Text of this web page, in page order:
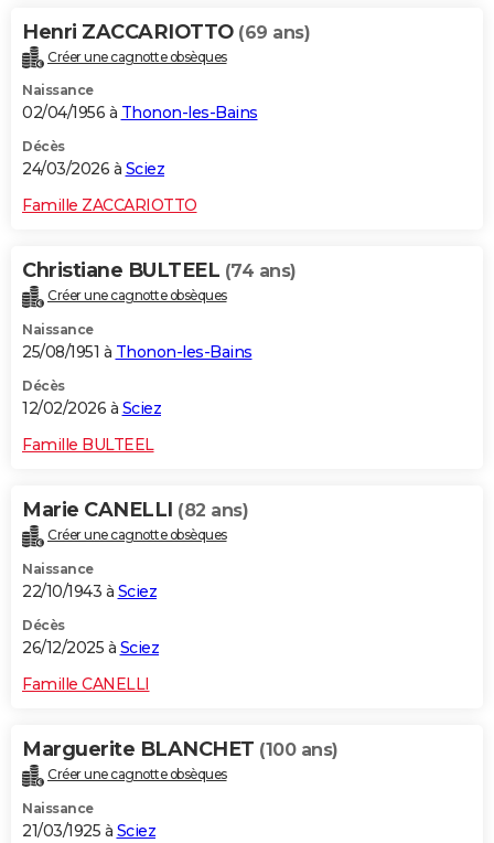
Henri ZACCARIOTTO (69 ans)
Créer une cagnotte obsèques
Naissance
02/04/1956 à Thonon-les-Bains
Décès
24/03/2026 à Sciez
Famille ZACCARIOTTO
Christiane BULTEEL (74 ans)
Créer une cagnotte obsèques
Naissance
25/08/1951 à Thonon-les-Bains
Décès
12/02/2026 à Sciez
Famille BULTEEL
Marie CANELLI (82 ans)
Créer une cagnotte obsèques
Naissance
22/10/1943 à Sciez
Décès
26/12/2025 à Sciez
Famille CANELLI
Marguerite BLANCHET (100 ans)
Créer une cagnotte obsèques
Naissance
21/03/1925 à Sciez